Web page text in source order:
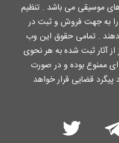
موسیقی می باشد . تنظیم
را به جهت فروش و ثبت در
دهند . تمامی حقوق این وب
آثار ثبت شده به هر نحوی
ای ممنوع بوده و در صورت
قضایی قرار خواهد